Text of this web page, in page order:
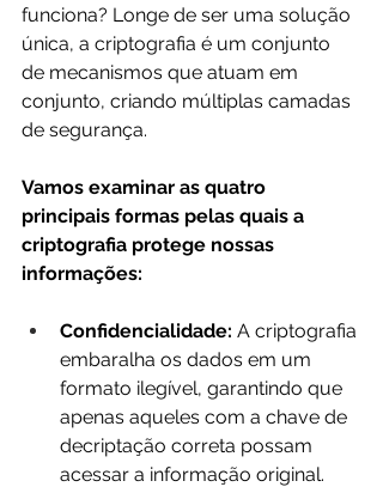
funciona? Longe de ser uma solução
única, a criptografia é um conjunto
de mecanismos que atuam em
conjunto, criando múltiplas camadas
de segurança.
Vamos examinar as quatro
principais formas pelas quais a
criptografia protege nossas
informações:
Confidencialidade: A criptografia
embaralha os dados em um
formato ilegível, garantindo que
apenas aqueles com a chave de
decriptação correta possam
acessar a informação original.